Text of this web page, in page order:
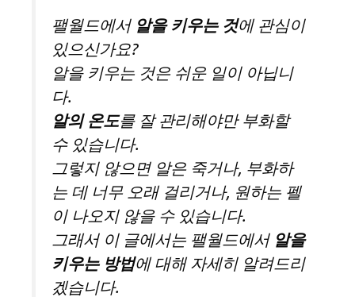
팰월드에서 알을 키우는 것에 관심이
있으신가요?
알을 키우는 것은 쉬운 일이 아닙니
다.
알의 온도를 잘 관리해야만 부화할
수 있습니다.
그렇지 않으면 알은 죽거나, 부화하
는 데 너무 오래 걸리거나, 원하는 펠
이 나오지 않을 수 있습니다.
그래서 이 글에서는 팰월드에서 알을
키우는 방법에 대해 자세히 알려드리
겠습니다.